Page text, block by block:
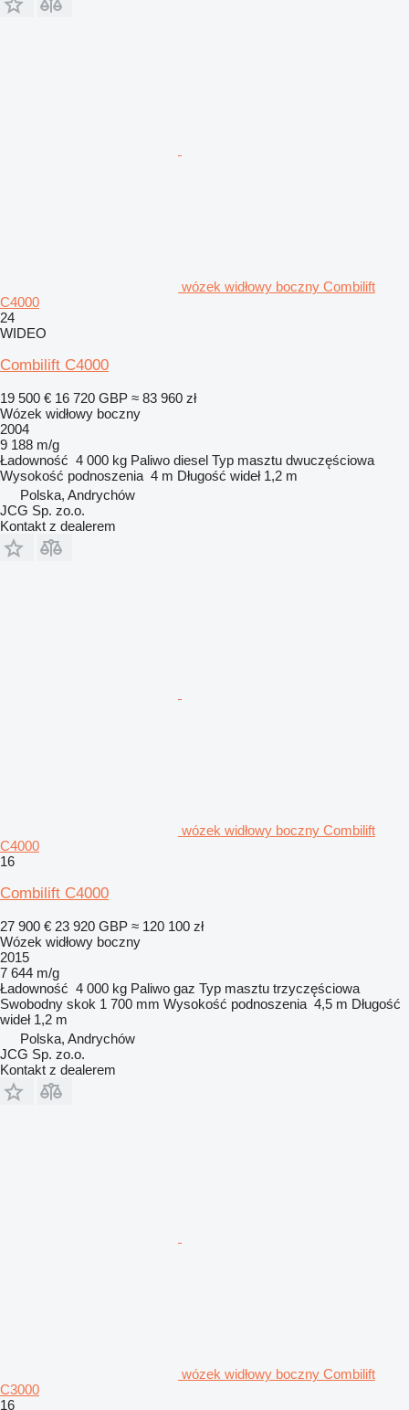
wózek widłowy boczny Combilift
C4000
24
WIDEO
Combilift C4000
19 500 € 16 720 GBP ≈ 83 960 zł
Wózek widłowy boczny
2004
9 188 m/g
Ładowność 4 000 kg Paliwo diesel Typ masztu dwuczęściowa
Wysokość podnoszenia 4 m Długość wideł 1,2 m
Polska, Andrychów
JCG Sp. zo.o.
Kontakt z dealerem
wózek widłowy boczny Combilift
C4000
16
Combilift C4000
27 900 € 23 920 GBP ≈ 120 100 zł
Wózek widłowy boczny
2015
7 644 m/g
Ładowność 4 000 kg Paliwo gaz Typ masztu trzyczęściowa
Swobodny skok 1 700 mm Wysokość podnoszenia 4,5 m Długość
wideł 1,2 m
Polska, Andrychów
JCG Sp. zo.o.
Kontakt z dealerem
wózek widłowy boczny Combilift
C3000
16